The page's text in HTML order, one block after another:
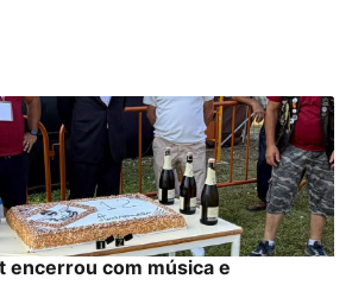
encerrou com música e